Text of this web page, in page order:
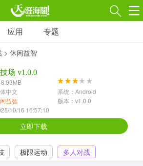
1597款应用
2196款应用
冒险解谜
418款应用
568款应用
应用 专题
> 休闲益智
场 v1.0.0
中文
系统：Android
益智
版本：v1.0.0
10/16 16:57:10
立即下载
极限运动
多人对战